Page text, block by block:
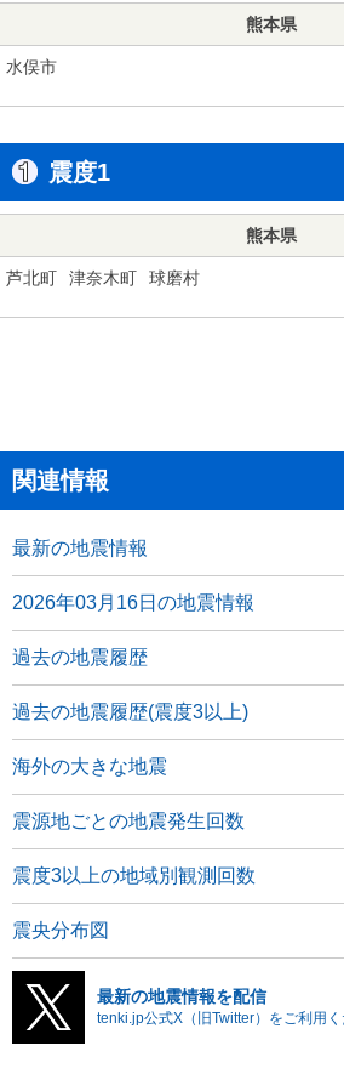
熊本県
水俣市
震度1
熊本県
芦北町 津奈木町 球磨村
関連情報
最新の地震情報
2026年03月16日の地震情報
過去の地震履歴
過去の地震履歴(震度3以上)
海外の大きな地震
震源地ごとの地震発生回数
震度3以上の地域別観測回数
震央分布図
最新の地震情報を配信
tenki.jp公式X（旧Twitter）をご利用く